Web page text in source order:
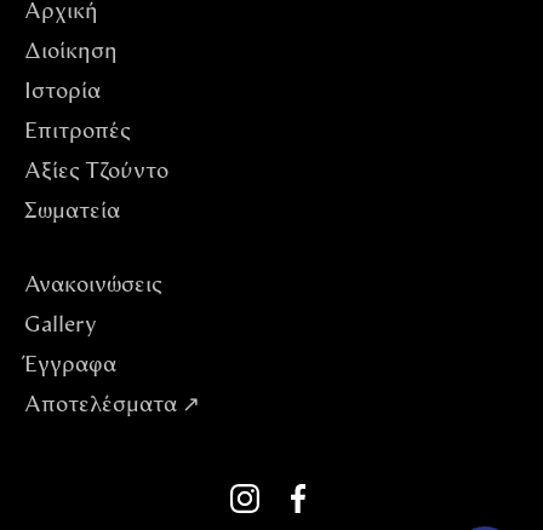
Αρχική
Διοίκηση
Ιστορία
Επιτροπές
Αξίες Tζούντο
Σωματεία
Ανακοινώσεις
Gallery
Έγγραφα
Αποτελέσματα ↗